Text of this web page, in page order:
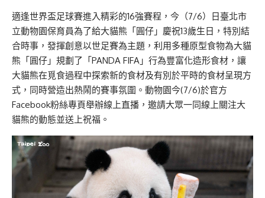
適逢世界盃足球賽進入精彩的16強賽程，今（7/6）日臺北市
立動物園保育員為了給大貓熊「圓仔」慶祝13歲生日，特別結
合時事，發揮創意以世足賽為主題，利用多種原型食物為大貓
熊「圓仔」規劃了「PANDA FIFA」行為豐富化造形食材，讓
大貓熊在覓食過程中探索新的食材及有別於平時的食材呈現方
式，同時營造出熱鬧的賽事氛圍。動物園今(7/6)於官方
Facebook粉絲專頁舉辦線上直播，邀請大眾一同線上關注大
貓熊的動態並送上祝福。